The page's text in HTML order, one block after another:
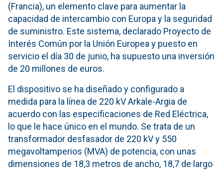
(Francia), un elemento clave para aumentar la
capacidad de intercambio con Europa y la seguridad
de suministro. Este sistema, declarado Proyecto de
Interés Común por la Unión Europea y puesto en
servicio el día 30 de junio, ha supuesto una inversión
de 20 millones de euros.
El dispositivo se ha diseñado y configurado a
medida para la línea de 220 kV Arkale-Argia de
acuerdo con las especificaciones de Red Eléctrica,
lo que le hace único en el mundo. Se trata de un
transformador desfasador de 220 kV y 550
megavoltamperios (MVA) de potencia, con unas
dimensiones de 18,3 metros de ancho, 18,7 de largo